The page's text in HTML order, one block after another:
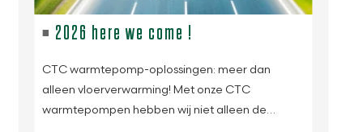
2026 here we come !
CTC warmtepomp-oplossingen: meer dan
alleen vloerverwarming! Met onze CTC
warmtepompen hebben wij niet alleen de…